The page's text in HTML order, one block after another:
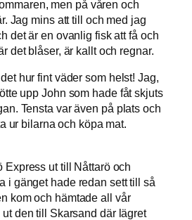
men på våren och
Jag mins att till och med jag
det är en ovanlig fisk att få och
det blåser, är kallt och regnar.
hur fint väder som helst! Jag,
upp John som hade fåt skjuts
Tensta var även på plats och
ur bilarna och köpa mat.
Express ut till Nåttarö och
i gänget hade redan sett till så
kom och hämtade all vår
den till Skarsand där lägret